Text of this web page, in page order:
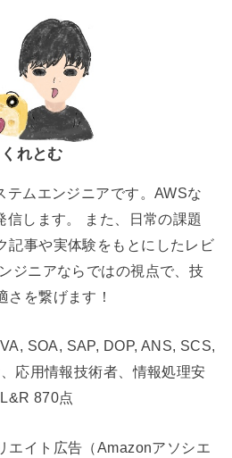
くれとむ
テムエンジニアです。AWSな
信します。 また、日常の課題
記事や実体験をもとにしたレビ
ジニアならではの視点で、技
さを繋げます！
SOA, SAP, DOP, ANS, SCS,
応用情報技術者、情報処理安
870点
エイト広告（Amazonアソシエ